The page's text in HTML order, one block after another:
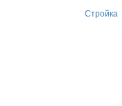
Стройка